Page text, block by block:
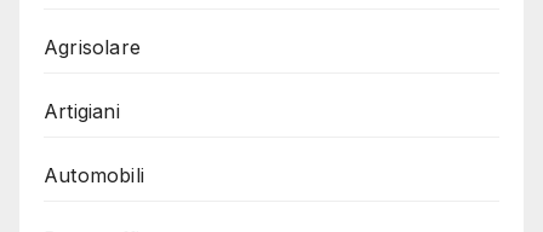
Agrisolare
Artigiani
Automobili